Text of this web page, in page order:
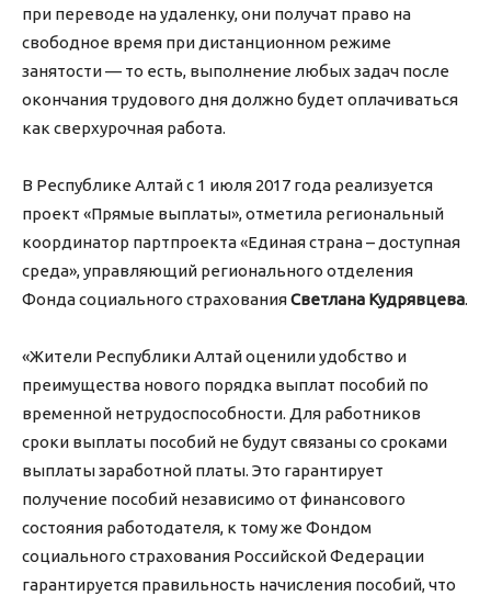
при переводе на удаленку, они получат право на
свободное время при дистанционном режиме
занятости — то есть, выполнение любых задач после
окончания трудового дня должно будет оплачиваться
как сверхурочная работа.
В Республике Алтай с 1 июля 2017 года реализуется
проект «Прямые выплаты», отметила региональный
координатор партпроекта «Единая страна – доступная
среда», управляющий регионального отделения
Фонда социального страхованияСветлана Кудрявцева.
«Жители Республики Алтай оценили удобство и
преимущества нового порядка выплат пособий по
временной нетрудоспособности. Для работников
сроки выплаты пособий не будут связаны со сроками
выплаты заработной платы. Это гарантирует
получение пособий независимо от финансового
состояния работодателя, к тому же Фондом
социального страхования Российской Федерации
гарантируется правильность начисления пособий, что